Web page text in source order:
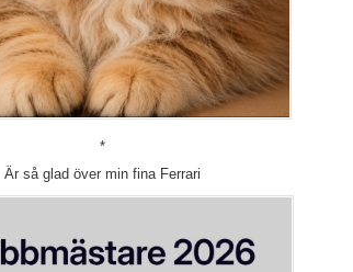
*
Är så glad över min fina Ferrari